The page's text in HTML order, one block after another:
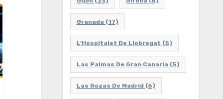
Granada (17)
L'Hospitalet De Llobregat (5)
Las Palmas De Gran Canaria (5)
Las Rozas De Madrid (6)